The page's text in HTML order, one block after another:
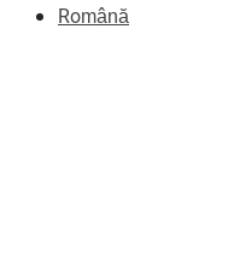
Română